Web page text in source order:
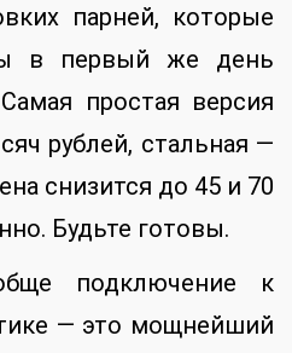
парней, которые
в первый же день
простая версия
рублей, стальная —
снизится до 45 и 70
Будьте готовы.
подключение к
— это мощнейший